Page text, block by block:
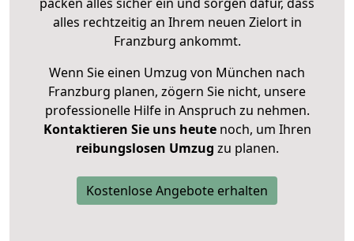
alles rechtzeitig an Ihrem neuen Zielort in
Franzburg ankommt.
Wenn Sie einen Umzug von München nach
Franzburg planen, zögern Sie nicht, unsere
professionelle Hilfe in Anspruch zu nehmen.
Kontaktieren Sie uns heutenoch, um Ihren
reibungslosen Umzug zu planen.
Kostenlose Angebote erhalten